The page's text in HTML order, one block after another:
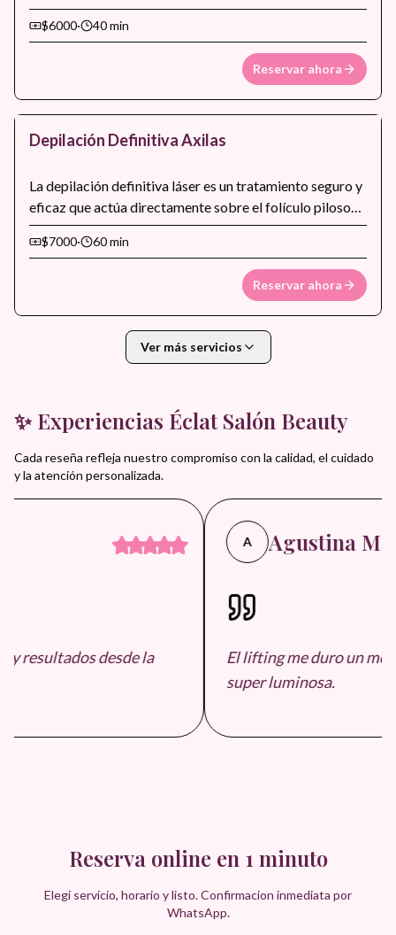
para reducir progresivamente el crecimiento del vello.
Con sesiones periódicas se obtiene una piel más suave,
libre de irritaciones causadas por métodos tradicionales
y con resultados duraderos. Puede realizarse en
distintas zonas del cuerpo y rostro, adaptándose a cada
tipo de piel y vello.
$6000· 40 min
Reservar ahora
Depilación Definitiva Axilas
La depilación definitiva láser es un tratamiento seguro y
eficaz que actúa directamente sobre el folículo piloso
para reducir progresivamente el crecimiento del vello.
Con sesiones periódicas se obtiene una piel más suave,
libre de irritaciones causadas por métodos tradicionales
y con resultados duraderos. Puede realizarse en
distintas zonas del cuerpo y rostro, adaptándose a cada
tipo de piel y vello.
$7000· 60 min
Reservar ahora
Ver más servicios
✨ Experiencias Éclat Salón Beauty
Cada reseña refleja nuestro compromiso con la calidad, el cuidado
y la atención personalizada.
resultados desde la
A Agustina M.
El lifting me duro un
super luminosa.
Reserva online en 1 minuto
Elegi servicio, horario y listo. Confirmacion inmediata por
WhatsApp.